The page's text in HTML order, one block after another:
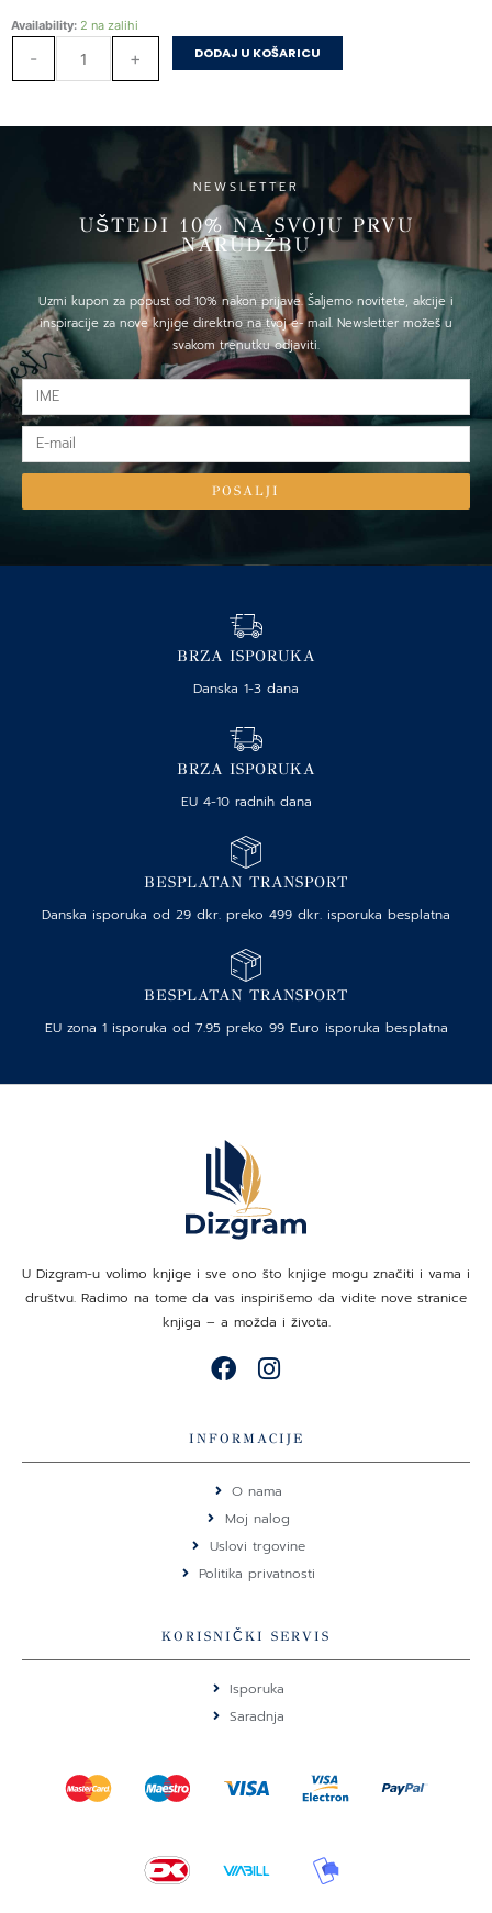
Availability: 2 na zalihi
-
Najljepši
+ DODAJ U KOŠARICU
NEWSLETTER
UŠTEDI 10% NA SVOJU PRVU
NARUDŽBU
Uzmi kupon za popust od 10% nakon prijave. Šaljemo novitete, akcije i
inspiracije za nove knjige direktno na tvoj e- mail. Newsletter možeš u
svakom trenutku odjaviti.
IME
E-
mail
POSALJI
BRZA ISPORUKA
Danska 1-3 dana
BRZA ISPORUKA
EU 4-10 radnih dana
BESPLATAN TRANSPORT
Danska isporuka od 29 dkr. preko 499 dkr. isporuka besplatna
BESPLATAN TRANSPORT
EU zona 1 isporuka od 7.95 preko 99 Euro isporuka besplatna
U Dizgram-u volimo knjige i sve ono što knjige mogu značiti i vama i
društvu. Radimo na tome da vas inspirišemo da vidite nove stranice
knjiga – a možda i života.
F
e
b
o
o
k
I
t
a
g
r
a
m
INFORMACIJE
O nama
Moj nalog
Uslovi trgovine
Politika privatnosti
KORISNIČKI SERVIS
Isporuka
Saradnja